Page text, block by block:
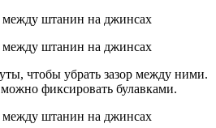
чтобы убрать зазор между ними.
фиксировать булавками.